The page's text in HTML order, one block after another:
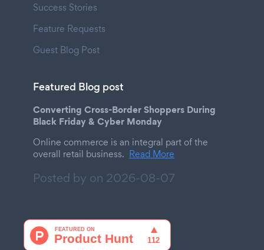
Success Stories
Feature Requests
Guest Blog Post
Featured Blog post
Converting Cross-Border Shoppers During
Black Friday & Cyber Monday
Online commerce is an integral part of the
overall retail business. Read More
Posted by on 2026-08-07